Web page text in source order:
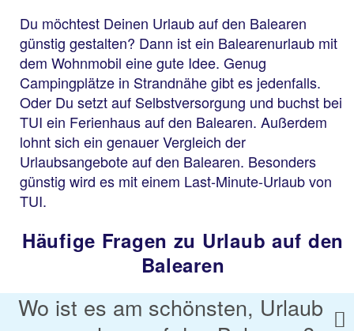
Du möchtest Deinen Urlaub auf den Balearen
günstig gestalten? Dann ist ein Balearenurlaub mit
dem Wohnmobil eine gute Idee. Genug
Campingplätze in Strandnähe gibt es jedenfalls.
Oder Du setzt auf Selbstversorgung und buchst bei
TUI ein Ferienhaus auf den Balearen. Außerdem
lohnt sich ein genauer Vergleich der
Urlaubsangebote auf den Balearen. Besonders
günstig wird es mit einem Last-Minute-Urlaub von
TUI.
Häufige Fragen zu Urlaub auf den
Balearen
Wo ist es am schönsten, Urlaub